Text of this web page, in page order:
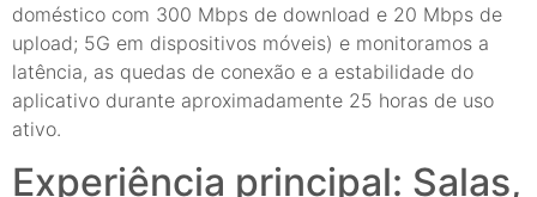
doméstico com 300 Mbps de download e 20 Mbps de
upload; 5G em dispositivos móveis) e monitoramos a
latência, as quedas de conexão e a estabilidade do
aplicativo durante aproximadamente 25 horas de uso
ativo.
Experiência principal: Salas,